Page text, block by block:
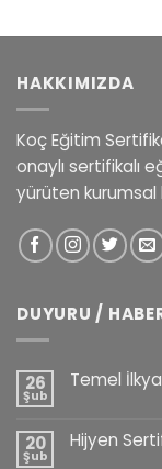
HAKKIMIZDA
Koç Eğitim
onaylı sertifikalı
yürüten kurumsal
DUYURU /
26
Şub
Temel
20
Şub
Hijyen